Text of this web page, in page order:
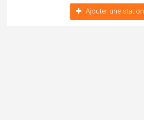
Ajouter une station